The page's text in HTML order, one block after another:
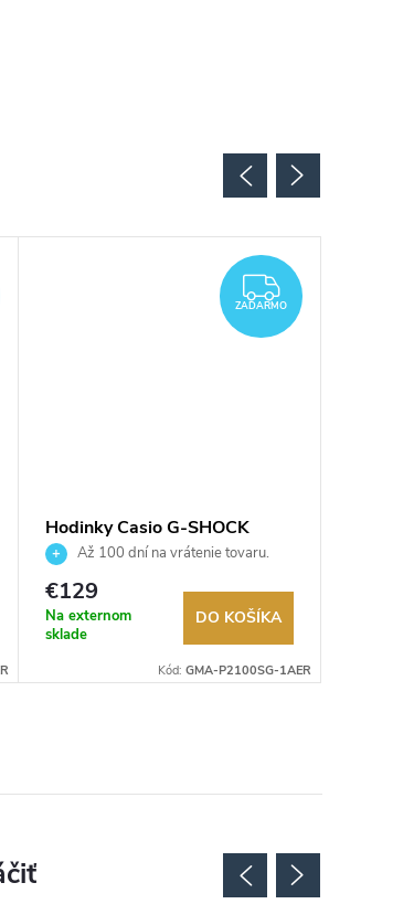
ZADARMO
ZADARMO
Hodinky Casio G-SHOCK
GMA-P2100SG-1AER
Až 100 dní na vrátenie tovaru.
Autorizovaný predajca.
€129
Na externom
sklade
DO KOŠÍKA
Kód: GMA-P2100SG-1AER